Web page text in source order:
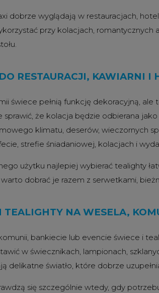
dobrze wyglądają w restauracjach,
przy kolacjach, romantycznych
RESTAURACJI, KAWIARNI I
świece pełnią funkcję dekoracyjną,
sprawić, że kolacja będzie odbierana
klimatu, deserów, wieczornych
strefie śniadaniowej, kolacjach i
użytku najlepiej wybierać tealighty
dobrać je razem z serwetkami,
TEALIGHTY NA WESELA,
bankiecie lub evencie świece i
w świecznikach, lampionach,
delikatne światło, które dobrze
się szczególnie wtedy, gdy